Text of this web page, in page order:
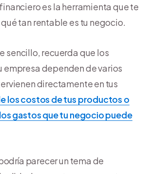
es la herramienta que te
tan rentable es tu negocio.
sencillo, recuerda que los
empresa dependen de varios
directamente en tus
los costos de tus productos o
gastos que tu negocio puede
parecer un tema de